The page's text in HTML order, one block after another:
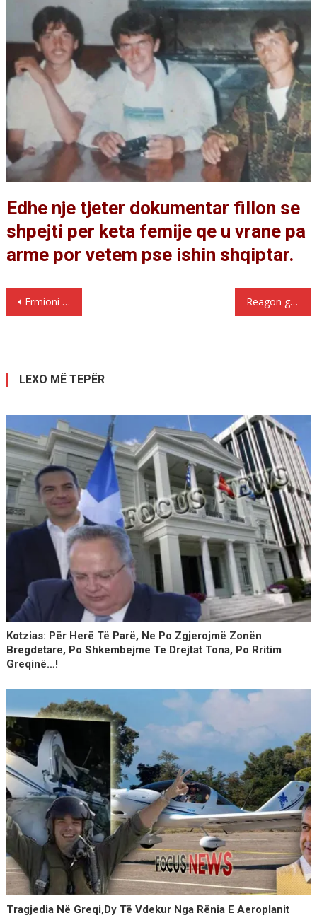
Edhe nje tjeter dokumentar fillon se
shpejti per keta femije qe u vrane pa
arme por vetem pse ishin shqiptar.
Lëvizje
Ermioni Kacifa: Shteti grek te mbroje prindrit tane, policia shqiptare po kontrollon shtepite Reagon gazetari Agim Pipa: Nuk kam përse i dal zot shkelësve të të drejtave themelore të njeriut.
LEXO MË TEPËR
Kotzias: Për Herë Të Parë, Ne Po Zgjerojmë Zonën
Bregdetare, Po Shkembejme Te Drejtat Tona, Po Rritim
Greqinë…!
Tragjedia Në Greqi,dy Të Vdekur Nga Rënia E Aeroplanit